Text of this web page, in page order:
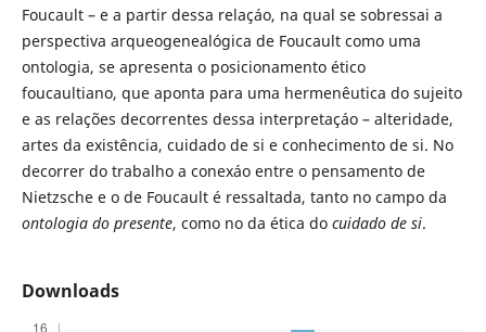
Foucault – e a partir dessa relaçáo, na qual se sobressai a
perspectiva arqueogenealógica de Foucault como uma
ontologia, se apresenta o posicionamento ético
foucaultiano, que aponta para uma hermenêutica do sujeito
e as relações decorrentes dessa interpretaçáo – alteridade,
artes da existência, cuidado de si e conhecimento de si. No
decorrer do trabalho a conexáo entre o pensamento de
Nietzsche e o de Foucault é ressaltada, tanto no campo da
ontologia do presente, como no da ética do cuidado de si.
Downloads